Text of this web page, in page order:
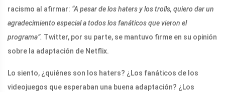
racismo al afirmar: “A pesar de los haters y los trolls, quiero dar un
agradecimiento especial a todos los fanáticos que vieron el
programa”. Twitter, por su parte, se mantuvo firme en su opinión
sobre la adaptación de Netflix.
Lo siento, ¿quiénes son los haters? ¿Los fanáticos de los
videojuegos que esperaban una buena adaptación? ¿Los